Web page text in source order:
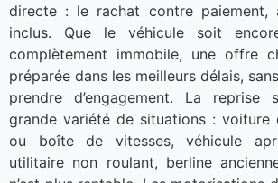
directe : le rachat contre paiement,
inclus. Que le véhicule soit
complètement immobile, une offre
préparée dans les meilleurs délais,
prendre d’engagement. La reprise
grande variété de situations : voiture
ou boîte de vitesses, véhicule
utilitaire non roulant, berline